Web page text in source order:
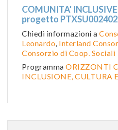
COMUNITA'
progetto
Chiedi informazioni a
Leonardo, Interland
Consorzio di Coop. Sociali
Programma ORIZZONTI
INCLUSIONE, CULTURA